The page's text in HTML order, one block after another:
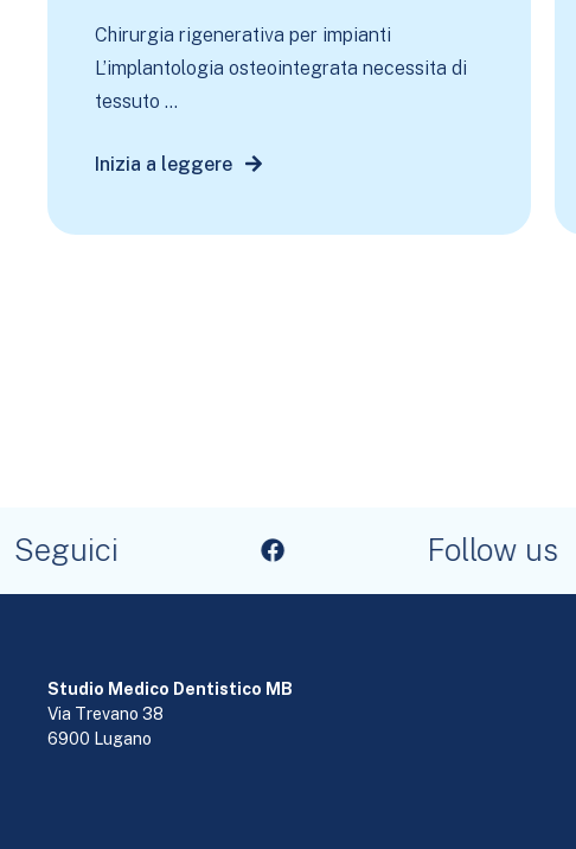
Chirurgia rigenerativa per impianti
L’implantologia osteointegrata necessita di
tessuto ...
Inizia a leggere
Follow us
Studio Medico Dentistico MB
Via Trevano 38
6900 Lugano